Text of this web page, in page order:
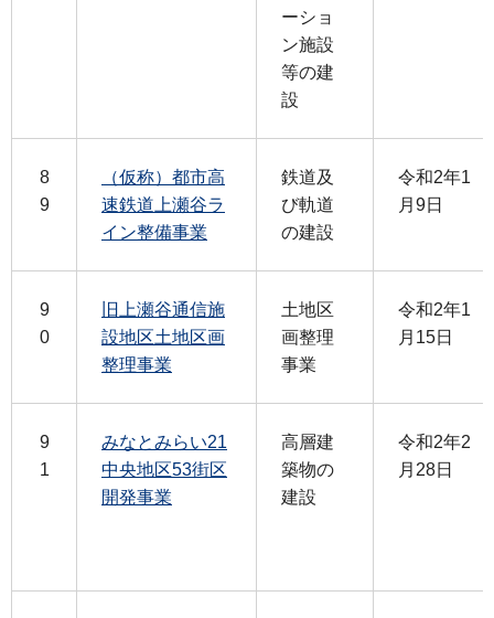
ーショ
ン施設
等の建
設
8
9
（仮称）都市高
速鉄道上瀬谷ラ
イン整備事業
鉄道及
び軌道
の建設
令和2年1
月9日
9
0
旧上瀬谷通信施
設地区土地区画
整理事業
土地区
画整理
事業
令和2年1
月15日
9
1
みなとみらい21
中央地区53街区
開発事業
高層建
築物の
建設
令和2年2
月28日